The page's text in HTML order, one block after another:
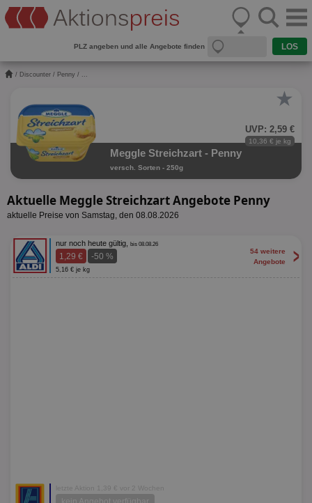
PLZ angeben und alle Angebote finden
/ Discounter / Penny / ...
★
UVP: 2,59 €
10,36 € je kg
Meggle Streichzart - Penny
versch. Sorten - 250g
Aktuelle Meggle Streichzart Angebote Penny
aktuelle Preise von Samstag, den 08.08.2026
nur noch heute gültig, bis 08.08.26
1,29 € -50 %
5,16 € je kg
54 weitere
Angebote
>
letzte Aktion 1,39 € vor 2 Wochen